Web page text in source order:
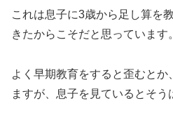
これは息子に3歳から足し算を
きたからこそだと思っています。
よく早期教育をすると歪むと
ますが、息子を見ているとそう